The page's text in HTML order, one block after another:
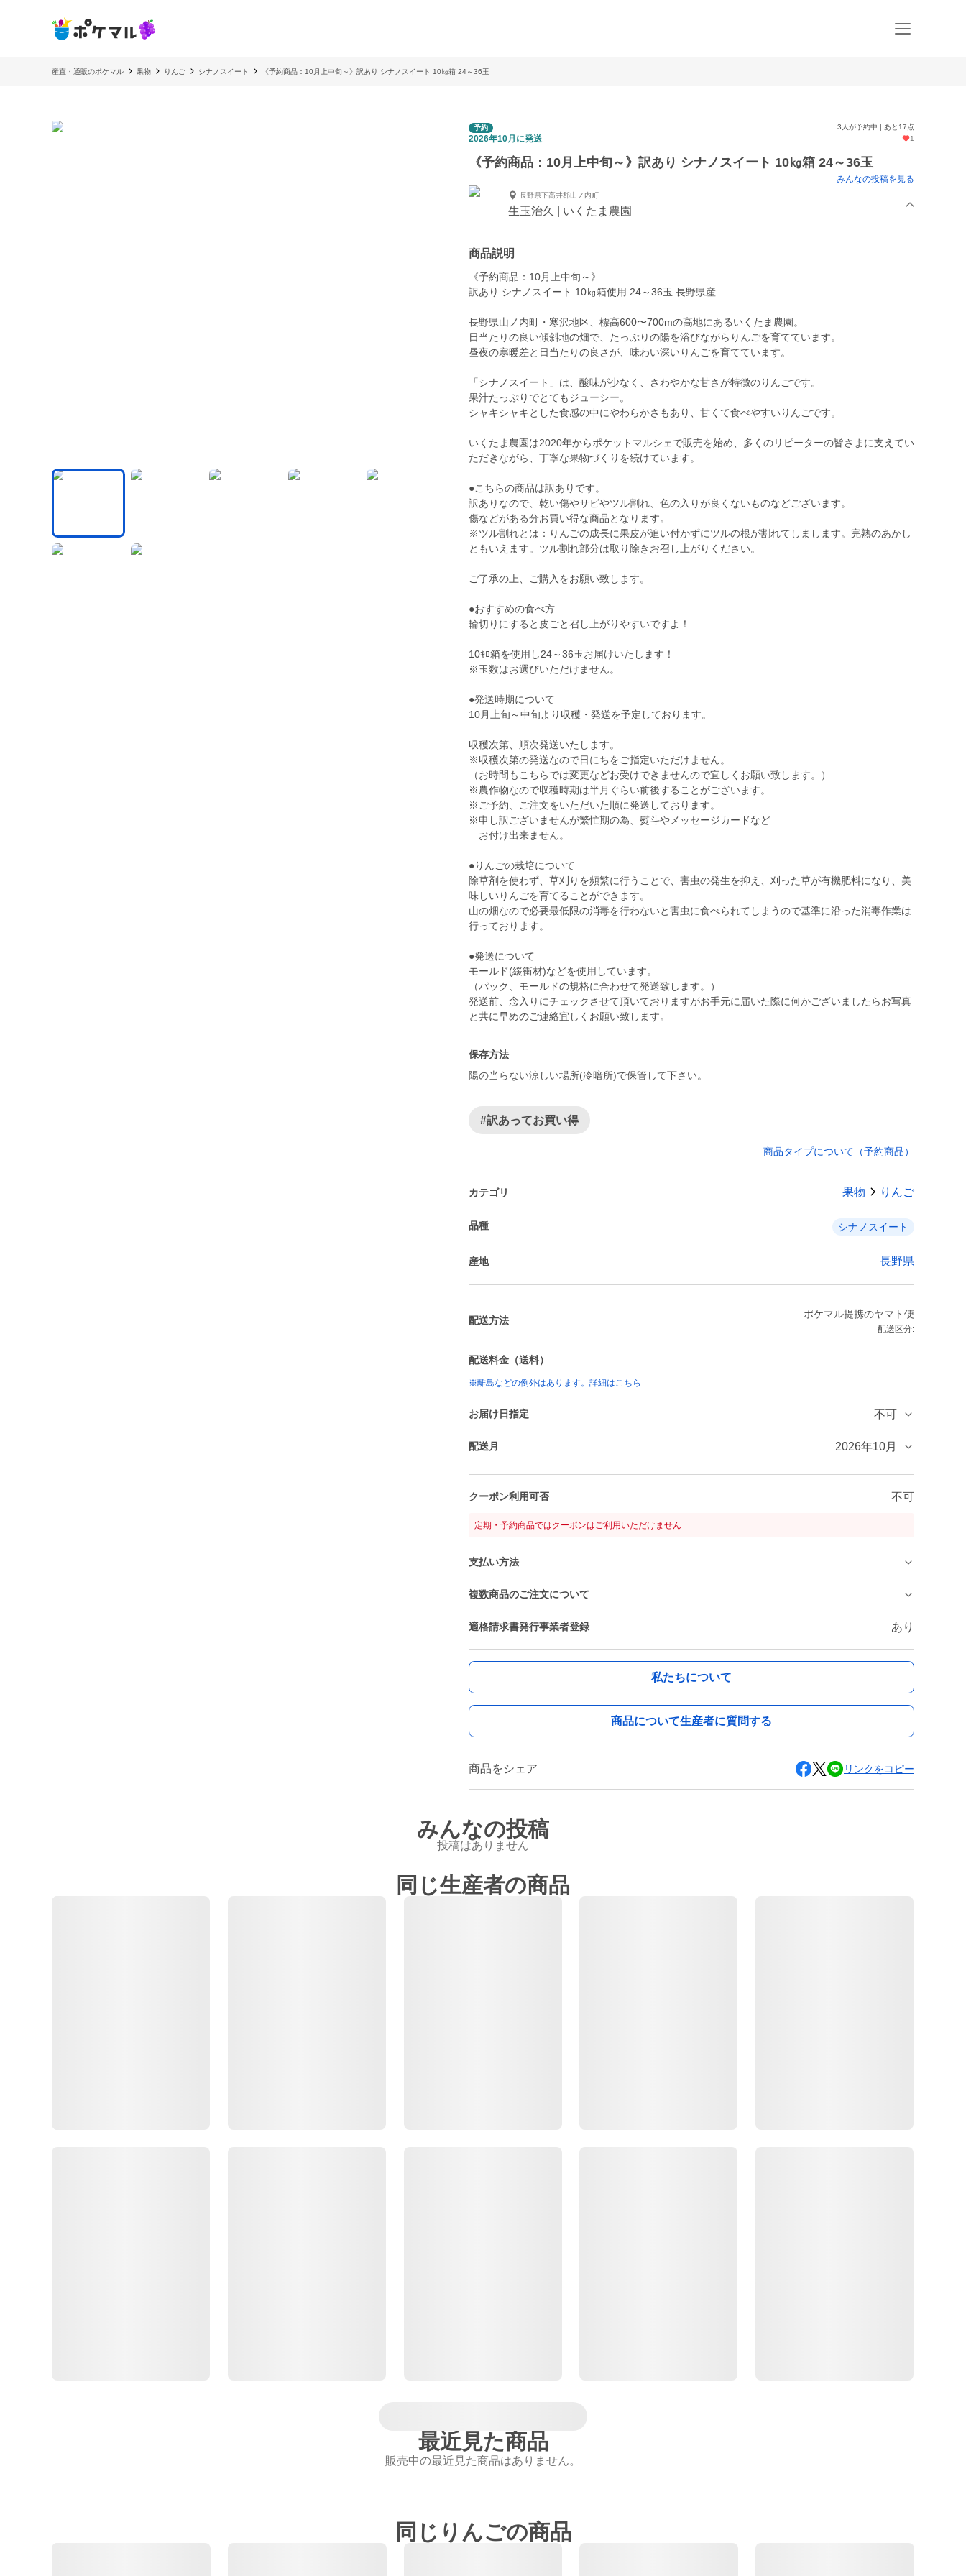
産直・通販のポケマル 果物 りんご シナノスイート 《予約商品：10月上中旬～》訳あり シナノスイート 10㎏箱 24～36玉
予約 3人が予約中 | あと17点
2026年10月に発送 1
《予約商品：10月上中旬～》訳あり シナノスイート 10㎏箱 24～36玉
みんなの投稿を見る
長野県下高井郡山ノ内町
生玉治久 | いくたま農園
商品説明
《予約商品：10月上中旬～》
訳あり シナノスイート 10㎏箱使用 24～36玉 長野県産
長野県山ノ内町・寒沢地区、標高600〜700mの高地にあるいくたま農園。
日当たりの良い傾斜地の畑で、たっぷりの陽を浴びながらりんごを育てています。
昼夜の寒暖差と日当たりの良さが、味わい深いりんごを育てています。
「シナノスイート」は、酸味が少なく、さわやかな甘さが特徴のりんごです。
果汁たっぷりでとてもジューシー。
シャキシャキとした食感の中にやわらかさもあり、甘くて食べやすいりんごです。
いくたま農園は2020年からポケットマルシェで販売を始め、多くのリピーターの皆さまに支えてい
ただきながら、丁寧な果物づくりを続けています。
●こちらの商品は訳ありです。
訳ありなので、乾い傷やサビやツル割れ、色の入りが良くないものなどございます。
傷などがある分お買い得な商品となります。
※ツル割れとは：りんごの成長に果皮が追い付かずにツルの根が割れてしまします。完熟のあかし
ともいえます。ツル割れ部分は取り除きお召し上がりください。
ご了承の上、ご購入をお願い致します。
●おすすめの食べ方
輪切りにすると皮ごと召し上がりやすいですよ！
10ｷﾛ箱を使用し24～36玉お届けいたします！
※玉数はお選びいただけません。
●発送時期について
10月上旬～中旬より収穫・発送を予定しております。
収穫次第、順次発送いたします。
※収穫次第の発送なので日にちをご指定いただけません。
（お時間もこちらでは変更などお受けできませんので宜しくお願い致します。）
※農作物なので収穫時期は半月ぐらい前後することがございます。
※ご予約、ご注文をいただいた順に発送しております。
※申し訳ございませんが繁忙期の為、熨斗やメッセージカードなど
お付け出来ません。
●りんごの栽培について
除草剤を使わず、草刈りを頻繁に行うことで、害虫の発生を抑え、刈った草が有機肥料になり、美
味しいりんごを育てることができます。
山の畑なので必要最低限の消毒を行わないと害虫に食べられてしまうので基準に沿った消毒作業は
行っております。
●発送について
モールド(緩衝材)などを使用しています。
（パック、モールドの規格に合わせて発送致します。）
発送前、念入りにチェックさせて頂いておりますがお手元に届いた際に何かございましたらお写真
保存方法
陽の当らない涼しい場所(冷暗所)で保管して下さい。
#訳あってお買い得
商品タイプについて（予約商品）
カテゴリ 果物 りんご
品種 シナノスイート
産地 長野県
配送方法
ポケマル提携のヤマト便
配送区分:
配送料金（送料）
※離島などの例外はあります。詳細はこちら
お届け日指定 不可
配送月 2026年10月
クーポン利用可否 不可
定期・予約商品ではクーポンはご利用いただけません
支払い方法
複数商品のご注文について
適格請求書発行事業者登録 あり
私たちについて
商品について生産者に質問する
商品をシェア リンクをコピー
みんなの投稿
投稿はありません
同じ生産者の商品
最近見た商品
販売中の最近見た商品はありません。
同じりんごの商品